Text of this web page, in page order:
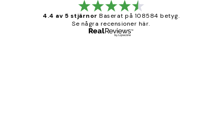
4.4 av 5 stjärnor Baserat på 108584 betyg.
Se några recensioner här.